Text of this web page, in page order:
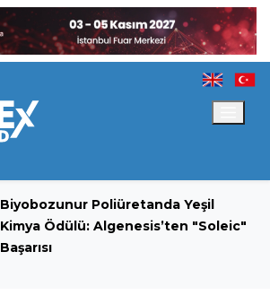
Biyobozunur Poliüretanda Yeşil
Kimya Ödülü: Algenesis’ten "Soleic"
Başarısı